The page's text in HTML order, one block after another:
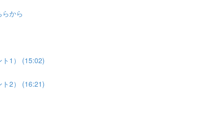
から
1） (15:02)
2） (16:21)